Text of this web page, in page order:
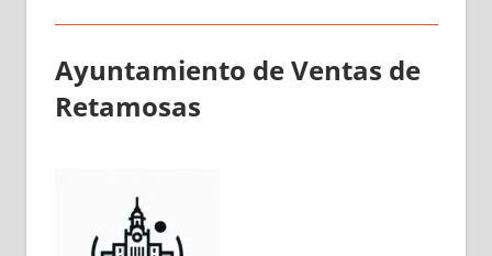
Ayuntamiento dе Ventas dе
Retamosas